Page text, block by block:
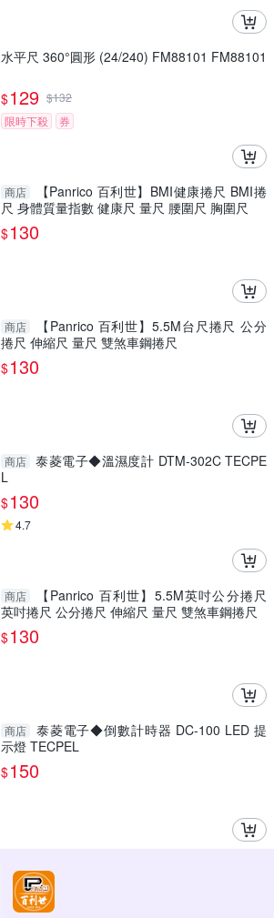
水平尺 360°圓形 (24/240) FM88101 FM88101
$129 $132
限時下殺
券
商店
【Panrico 百利世】BMI健康捲尺 BMI捲
尺 身體質量指數 健康尺 量尺 腰圍尺 胸圍尺
$130
商店
【Panrico 百利世】5.5M台尺捲尺 公分
捲尺 伸縮尺 量尺 雙煞車鋼捲尺
$130
商店 泰菱電子◆溫濕度計 DTM-302C TECPE
L
$130
4.7
商店
【Panrico 百利世】5.5M英吋公分捲尺
英吋捲尺 公分捲尺 伸縮尺 量尺 雙煞車鋼捲尺
$130
商店
泰菱電子◆倒數計時器 DC-100 LED 提
示燈 TECPEL
$150